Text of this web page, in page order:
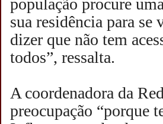
população procure
sua residência para se
dizer que não tem
todos”, ressalta.
A coordenadora da
preocupação “porque